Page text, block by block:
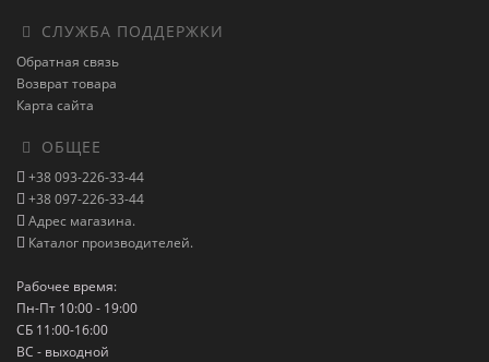
СЛУЖБА ПОДДЕРЖКИ
Обратная связь
Возврат товара
Карта сайта
ОБЩЕЕ
+38 093-226-33-44
+38 097-226-33-44
Адрес магазина.
Каталог производителей.
Рабочее время:
Пн-Пт 10:00 - 19:00
СБ 11:00-16:00
ВС - выходной